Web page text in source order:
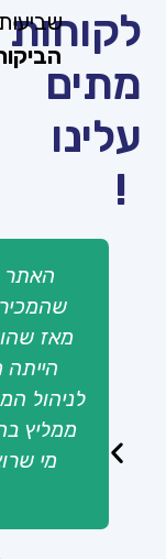
לקוחות
מתים
עלינו​
!
האתר
מאז
הייתה
לניהול
ממליץ
מי